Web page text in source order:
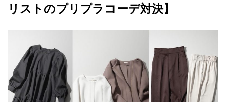
リストのプリプラコーデ対決】